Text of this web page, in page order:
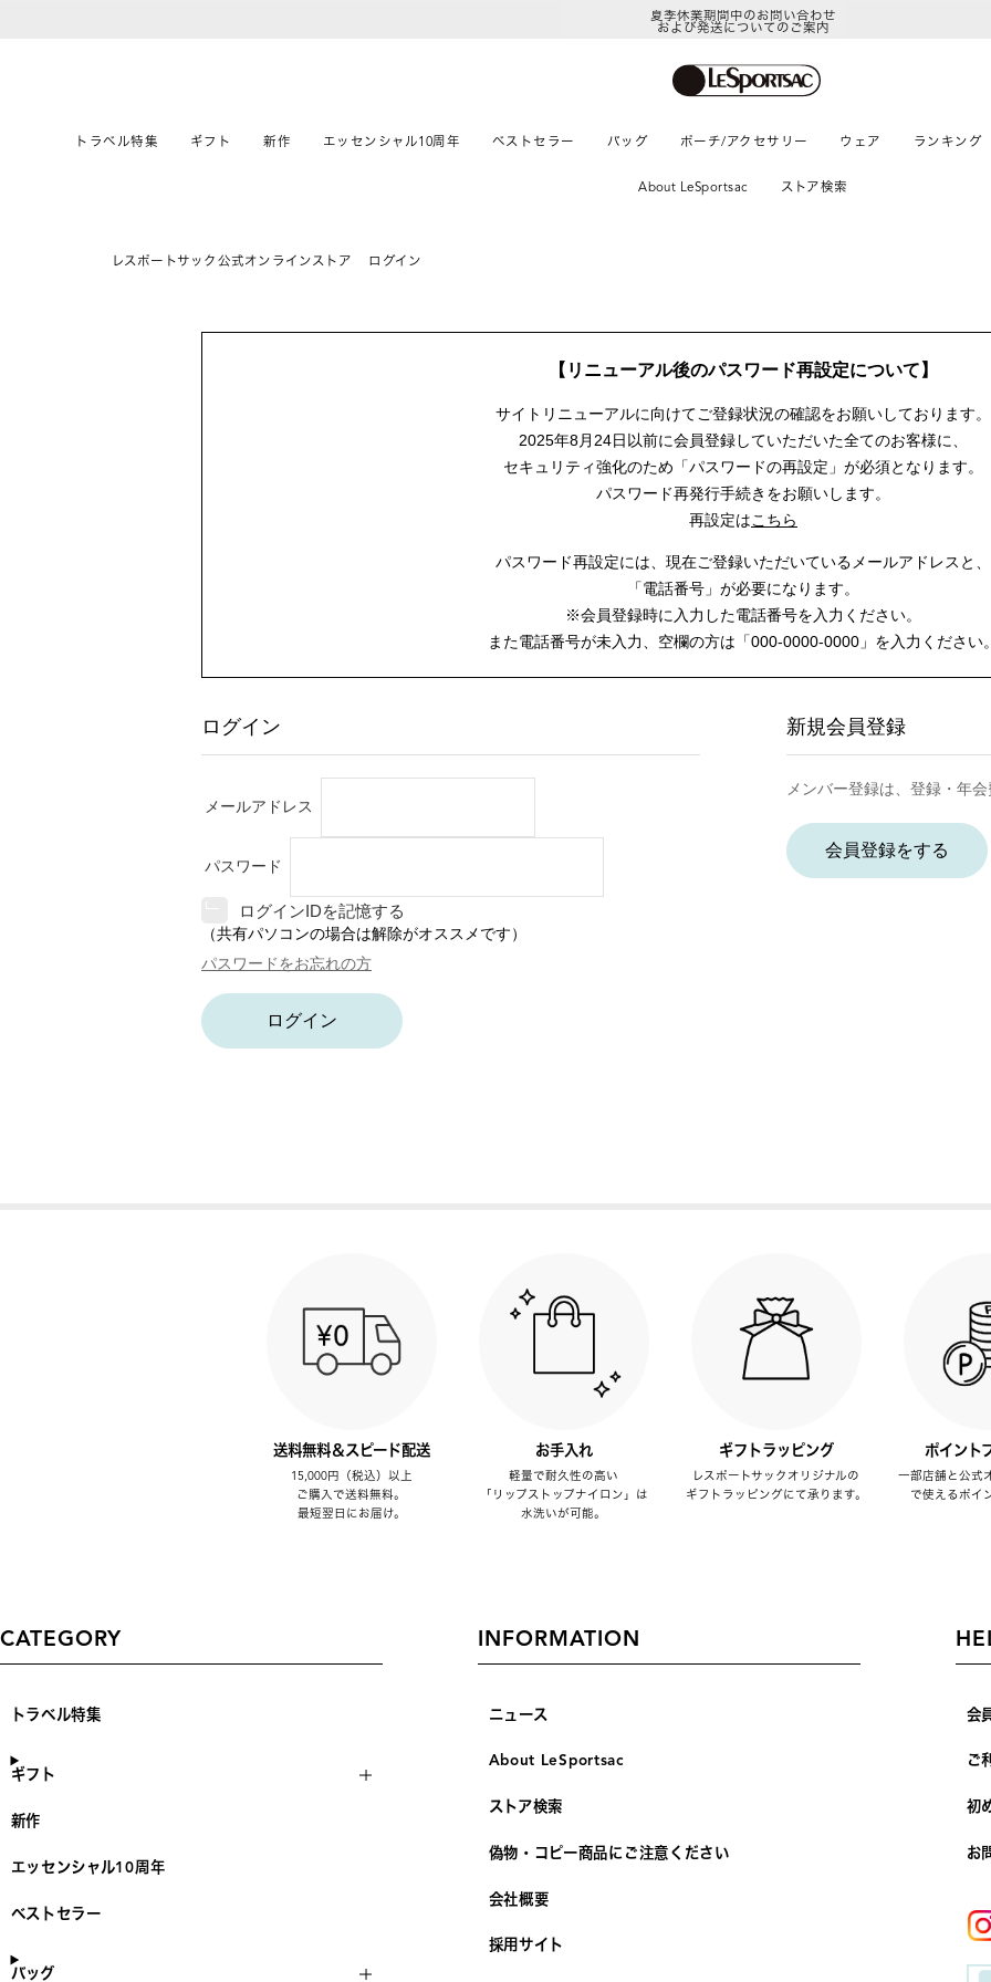
夏季休業期間中のお問い合わせ
および発送についてのご案内
トラベル特集 ギフト 新作 エッセンシャル10周年 ベストセラー バッグ ポーチ/アクセサリー ウェア ランキング
About LeSportsac ストア検索
レスポートサック公式オンラインストア ログイン
【リニューアル後のパスワード再設定について】
サイトリニューアルに向けてご登録状況の確認をお願いしております。
2025年8月24日以前に会員登録していただいた全てのお客様に、
セキュリティ強化のため「パスワードの再設定」が必須となります。
パスワード再発行手続きをお願いします。
再設定はこちら
パスワード再設定には、 現在ご登録いただいているメールアドレスと、
「電話番号」が必要になります。
※会員登録時に入力した電話番号を入力ください。
また電話番号が未入力、空欄の方は 「000-0000-0000」を入力ください。
ログイン
メールアドレス
パスワード
ログインIDを記憶する
（共有パソコンの場合は解除がオススメです）
パスワードをお忘れの方
ログイン
新規会員登録
メンバー登録は、登録・年会
会員登録をする
送料無料＆スピード配送
15,000円（税込）以上
ご購入で送料無料。
最短翌日にお届け。
お手入れ
軽量で耐久性の高い
「リップストップナイロン」は
水洗いが可能。
ギフトラッピング
レスポートサックオリジナルの
ギフトラッピングにて承ります。
ポイント
一部店舗と公式
で使えるポイ
CATEGORY
トラベル特集
ギフト
新作
エッセンシャル10周年
ベストセラー
バッグ
INFORMATION
ニュース
About LeSportsac
ストア検索
偽物・コピー商品にご注意ください
会社概要
採用サイト
会
ご
初
お